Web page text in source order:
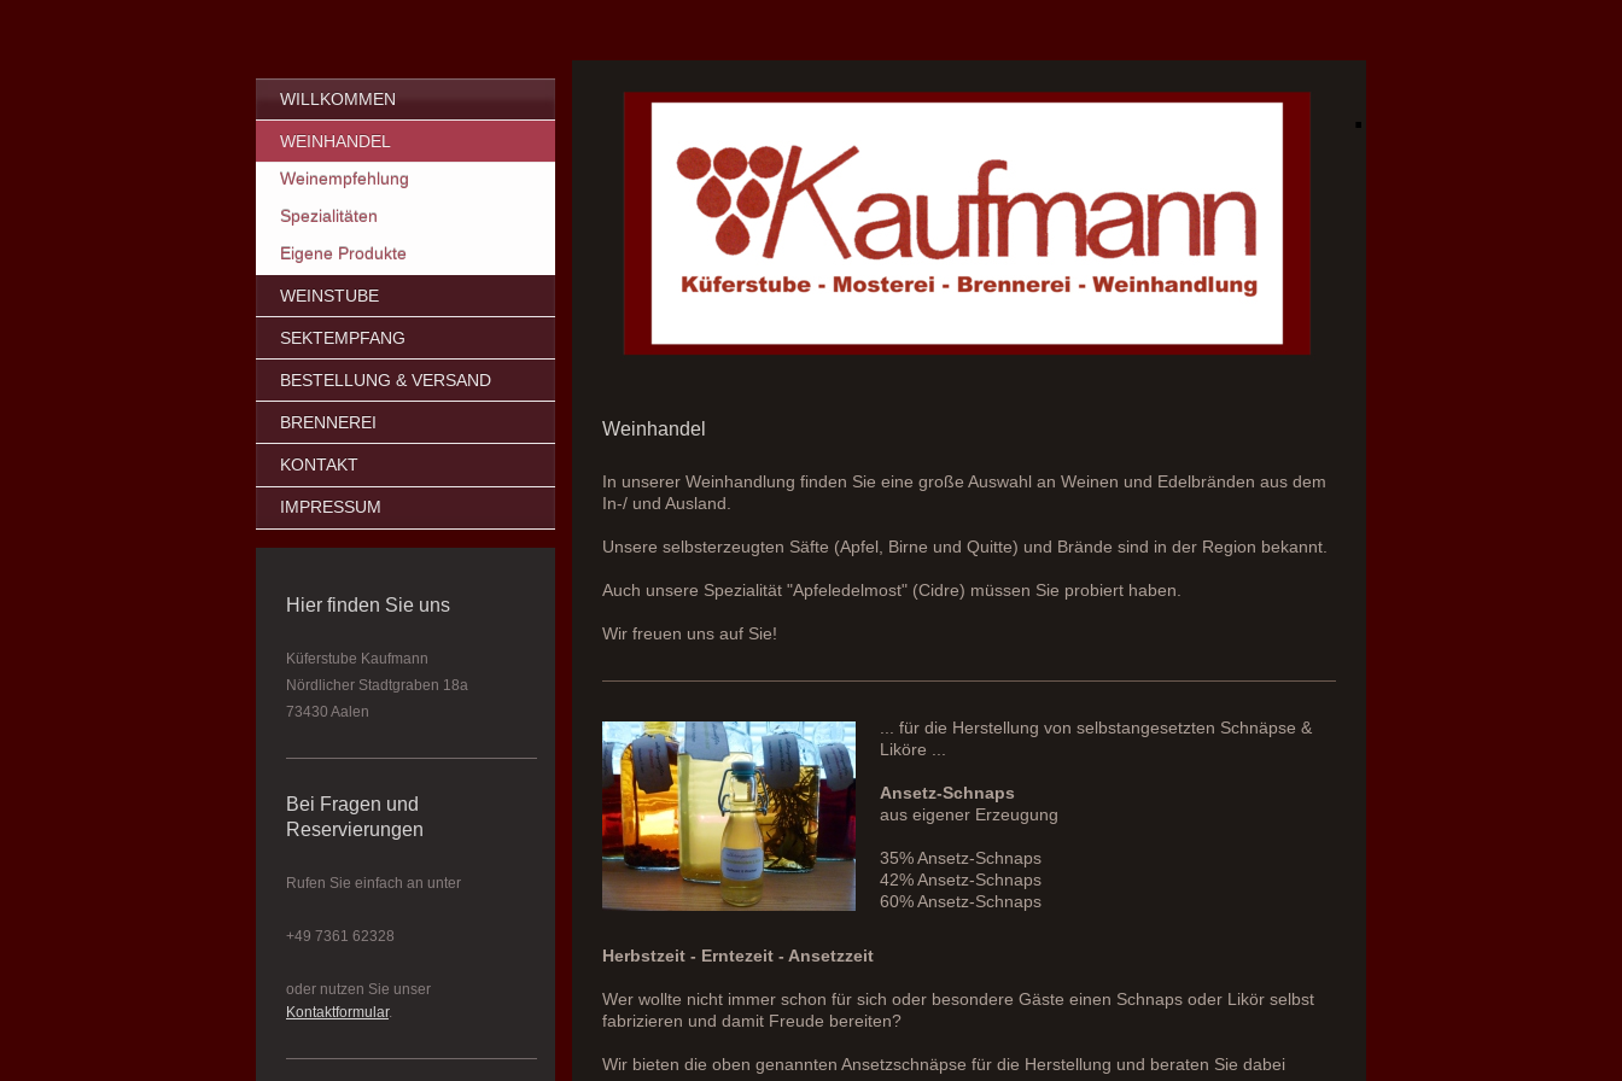
.
Weinhandel
In unserer Weinhandlung finden Sie eine große Auswahl an Weinen und Edelbränden aus dem
In-/ und Ausland.
Unsere selbsterzeugten Säfte (Apfel, Birne und Quitte) und Brände sind in der Region bekannt.
Auch unsere Spezialität "Apfeledelmost" (Cidre) müssen Sie probiert haben.
Wir freuen uns auf Sie!
... für die Herstellung von selbstangesetzten Schnäpse &
Liköre ...
Ansetz-Schnaps
aus eigener Erzeugung
35% Ansetz-Schnaps
42% Ansetz-Schnaps
60% Ansetz-Schnaps
Herbstzeit - Erntezeit - Ansetzzeit
Wer wollte nicht immer schon für sich oder besondere Gäste einen Schnaps oder Likör selbst
fabrizieren und damit Freude bereiten?
Wir bieten die oben genannten Ansetzschnäpse für die Herstellung und beraten Sie dabei
WILLKOMMEN
WEINHANDEL
Weinempfehlung
Spezialitäten
Eigene Produkte
WEINSTUBE
SEKTEMPFANG
BESTELLUNG & VERSAND
BRENNEREI
KONTAKT
IMPRESSUM
Hier finden Sie uns
Küferstube Kaufmann
Nördlicher Stadtgraben 18a
73430 Aalen
Bei Fragen und
Reservierungen
Rufen Sie einfach an unter
+49 7361 62328
oder nutzen Sie unser
Kontaktformular.